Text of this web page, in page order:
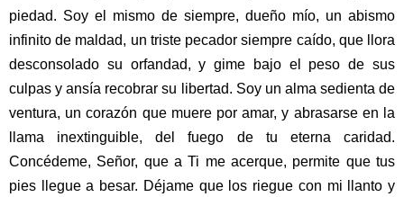
piedad. Soy el mismo de siempre, dueño mío, un abismo
infinito de maldad, un triste pecador siempre caído, que llora
desconsolado su orfandad, y gime bajo el peso de sus
culpas y ansía recobrar su libertad. Soy un alma sedienta de
ventura, un corazón que muere por amar, y abrasarse en la
llama inextinguible, del fuego de tu eterna caridad.
Concédeme, Señor, que a Ti me acerque, permite que tus
pies llegue a besar. Déjame que los riegue con mi llanto y